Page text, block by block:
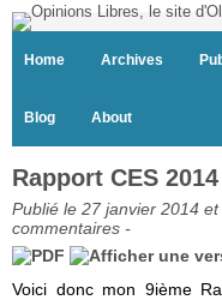
Home Archives
Blog About
Rapport CES 2014
Publié le 27 janvier 2014
commentaires -
Voici donc mon 9ième